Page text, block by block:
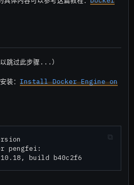
跳过此步骤...）
装： Install Docker Engine on
pengfei: